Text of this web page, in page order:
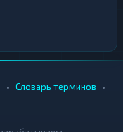
• Словарь терминов •